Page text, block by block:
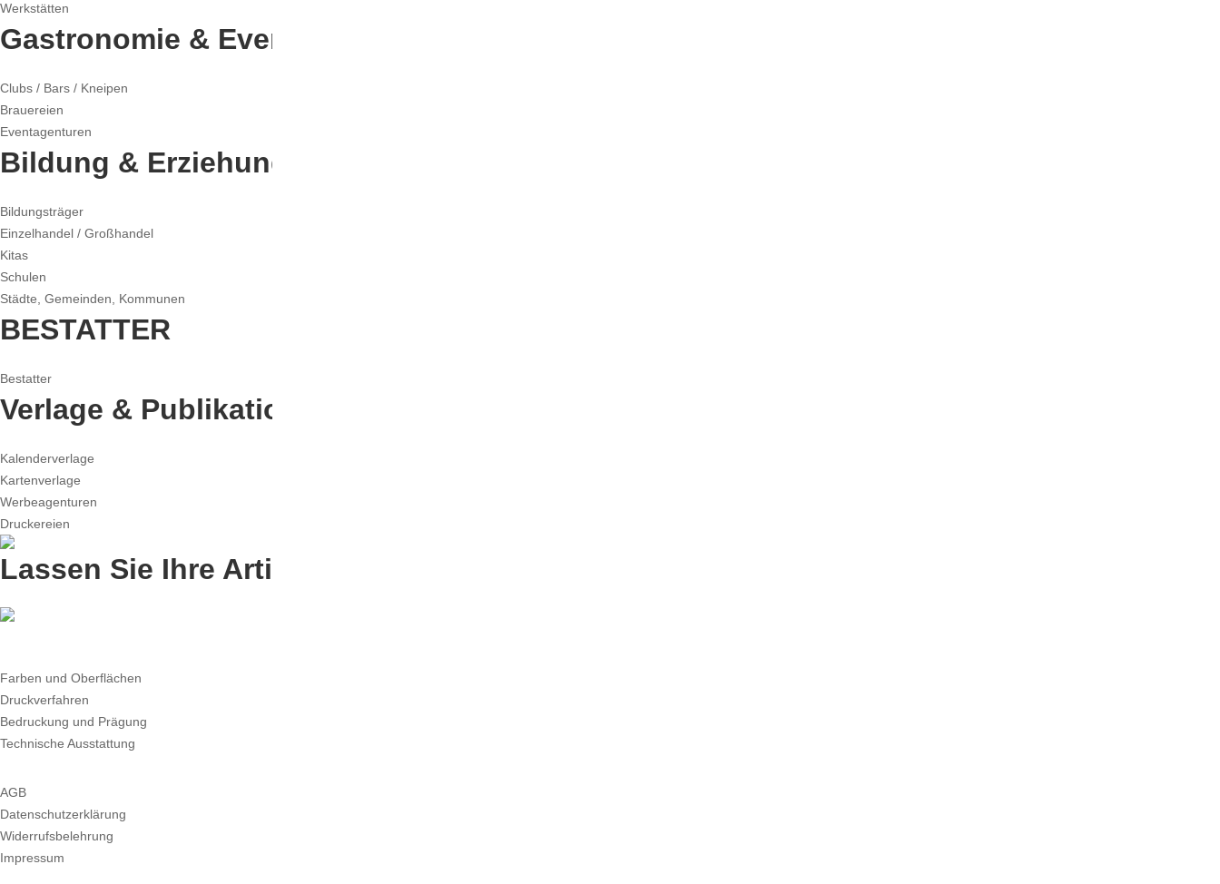
Werkstätten
Gastronomie & Event
Clubs / Bars / Kneipen
Brauereien
Eventagenturen
Bildung & Erziehung
Bildungsträger
Einzelhandel / Großhandel
Kitas
Schulen
Städte, Gemeinden, Kommunen
BESTATTER
Bestatter
Verlage & Publikation
Kalenderverlage
Kartenverlage
Werbeagenturen
Druckereien
Lassen Sie Ihre Artikel durch uns individualisieren!
Farben und Oberflächen
Druckverfahren
Bedruckung und Prägung
Technische Ausstattung
AGB
Datenschutzerklärung
Widerrufsbelehrung
Impressum